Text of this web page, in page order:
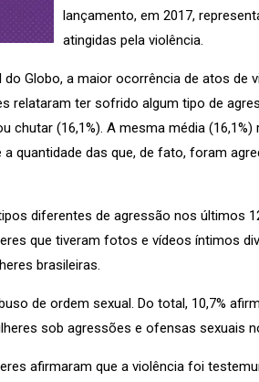
lançamento, em 2017,
atingidas pela violência.
Globo, a maior ocorrência de atos de
relataram ter sofrido algum tipo de
chutar (16,1%). A mesma média
quantidade das que, de fato, foram
diferentes de agressão nos últimos
que tiveram fotos e vídeos íntimos
brasileiras.
de ordem sexual. Do total, 10,7%
sob agressões e ofensas sexuais
afirmaram que a violência foi